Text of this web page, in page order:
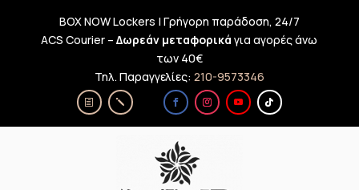
BOX NOW Lockers | Γρήγορη παράδοση, 24/7
ACS Courier –Δωρεάν μεταφορικά για αγορές άνω
των 40€
Τηλ. Παραγγελίες: 210-9573346